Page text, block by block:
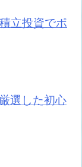
立投資でポ
選した初心